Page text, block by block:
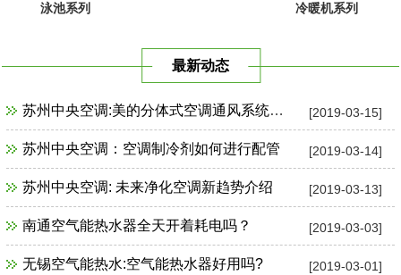
泳池系列 冷暖机系列
最新动态
[2019-03-15]
苏州中央空调:美的分体式空调通风系统故障检修
[2019-03-14]
苏州中央空调：空调制冷剂如何进行配管
[2019-03-13]
苏州中央空调: 未来净化空调新趋势介绍
[2019-03-03]
南通空气能热水器全天开着耗电吗？
[2019-03-01]
无锡空气能热水:空气能热水器好用吗?